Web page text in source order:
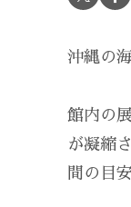
沖縄の
館内の
が凝縮
間の目